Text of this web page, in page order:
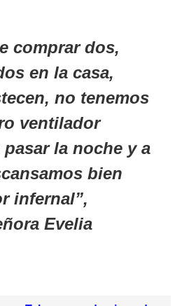
comprar dos,
en la casa,
no tenemos
ventilador
la noche y a
bien
infernal”,
Evelia